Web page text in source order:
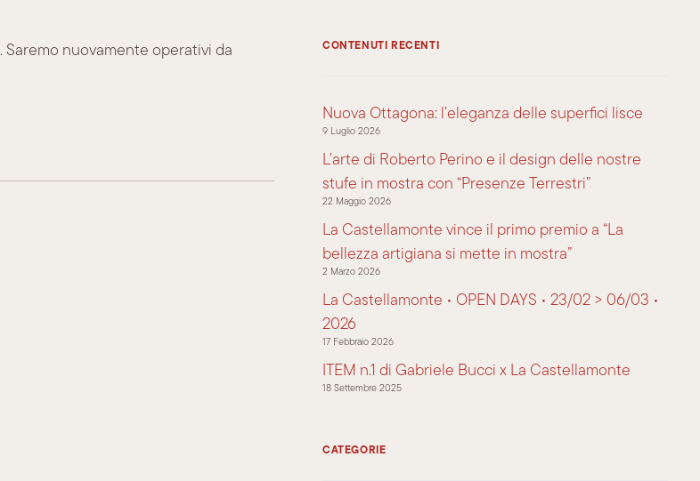
. Saremo nuovamente operativi da
CONTENUTI RECENTI
Nuova Ottagona: l’eleganza delle superfici lisce
9 Luglio 2026
L’arte di Roberto Perino e il design delle nostre
stufe in mostra con “Presenze Terrestri”
22 Maggio 2026
La Castellamonte vince il primo premio a “La
bellezza artigiana si mette in mostra”
2 Marzo 2026
La Castellamonte • OPEN DAYS • 23/02 > 06/03 •
2026
17 Febbraio 2026
ITEM n.1 di Gabriele Bucci x La Castellamonte
18 Settembre 2025
CATEGORIE